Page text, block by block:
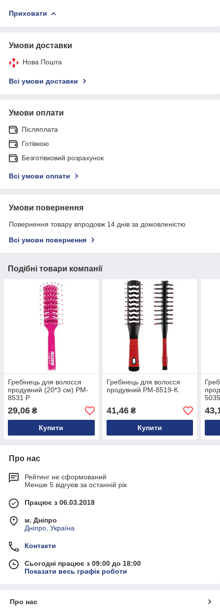
Приховати
Умови доставки
Нова Пошта
Всі умови доставки
Умови оплати
Післяплата
Готівкою
Безготівковий розрахунок
Всі умови оплати
Умови повернення
Повернення товару впродовж 14 днів за домовленістю
Всі умови повернення
Подібні товари компанії
Гребінець для волосся
продувний (20*3 см) PM-
8531 Р
29,06 ₴
Купити
Гребінець для волосся
продувний PM-8519-K
41,46₴
Купити
Про нас
Рейтинг не сформований
Менше 5 відгуків за останній рік
Працює з 06.03.2018
м. Дніпро
Дніпро, Україна
Контакти
Сьогодні працює з 09:00 до 18:00
Показати весь графік роботи
Про нас